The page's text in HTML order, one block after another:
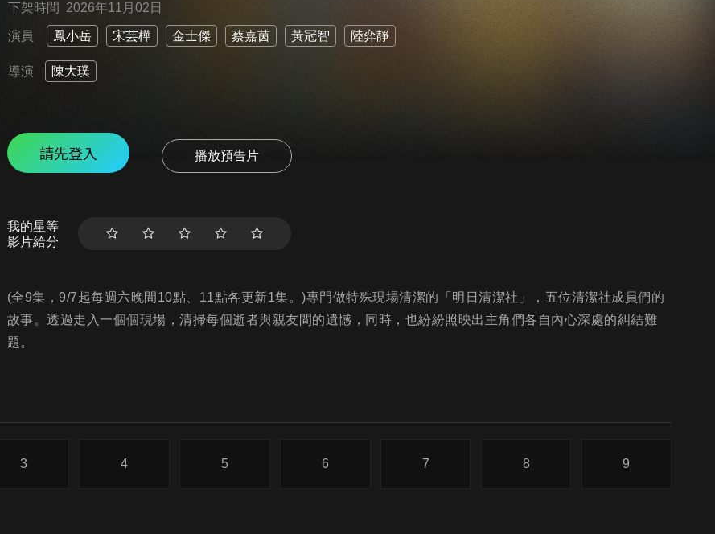
下架時間 2026年11月02日
演員 鳳小岳 宋芸樺 金士傑 蔡嘉茵 黃冠智 陸弈靜
導演 陳大璞
請先登入 播放預告片
我的星等
影片給分
(全9集，9/7起每週六晚間10點、11點各更新1集。)專門做特殊現場清潔的「明日清潔社」，五位清潔社成員們的
故事。透過走入一個個現場，清掃每個逝者與親友間的遺憾，同時，也紛紛照映出主角們各自內心深處的糾結難
題。
3 4 5 6 7 8 9